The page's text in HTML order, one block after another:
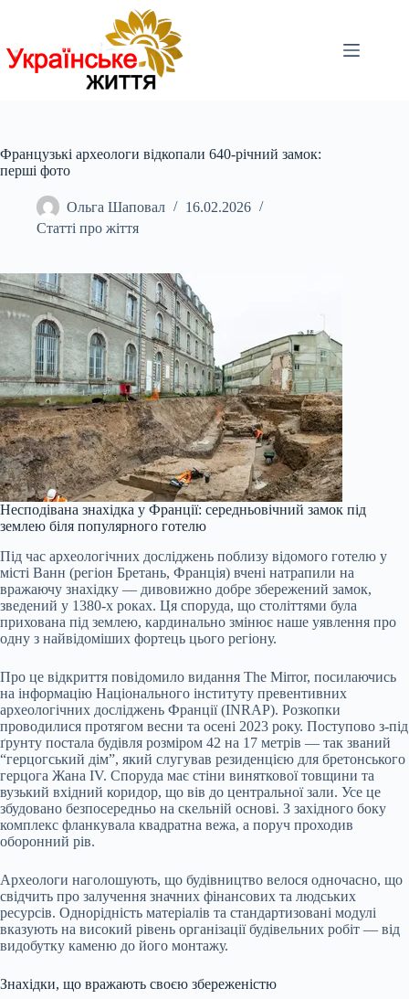
Французькі археологи відкопали 640-річний замок:
перші фото
Ольга Шаповал
16.02.2026
Статті про жіття
Несподівана знахідка у Франції: середньовічний замок під
землею біля популярного готелю
Під час археологічних досліджень поблизу відомого готелю у
місті Ванн (регіон Бретань, Франція) вчені натрапили на
вражаючу знахідку — дивовижно добре збережений замок,
зведений у 1380-х роках. Ця споруда, що століттями була
прихована під землею, кардинально змінює наше уявлення про
одну з найвідоміших фортець цього регіону.
Про це відкриття повідомило видання The Mirror, посилаючись
на інформацію Національного інституту превентивних
археологічних досліджень Франції (INRAP). Розкопки
проводилися протягом весни та осені 2023 року. Поступово з-під
ґрунту постала будівля розміром 42 на 17 метрів — так званий
“герцогський дім”, який слугував резиденцією для бретонського
герцога Жана IV. Споруда має стіни виняткової товщини та
вузький вхідний коридор, що вів до центральної зали. Усе це
збудовано безпосередньо на скельній основі. З західного боку
комплекс фланкувала квадратна вежа, а поруч проходив
оборонний рів.
Археологи наголошують, що будівництво велося одночасно, що
свідчить про залучення значних фінансових та людських
ресурсів. Однорідність матеріалів та стандартизовані модулі
вказують на високий рівень організації будівельних робіт — від
видобутку каменю до його монтажу.
Знахідки, що вражають своєю збереженістю